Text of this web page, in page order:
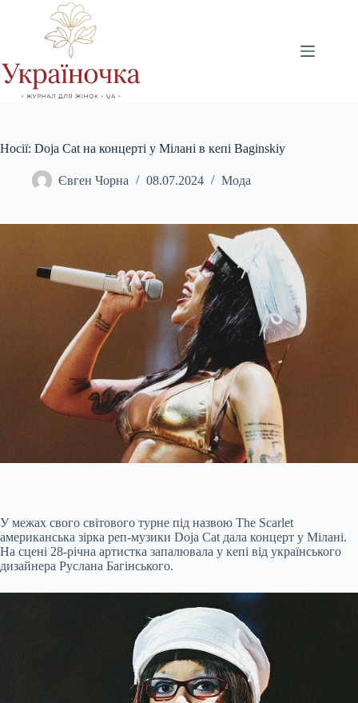
Носії: Doja Cat на концерті у Мілані в кепі Baginskiy
Євген Чорна 08.07.2024 Мода
У межах свого світового турне під назвою The Scarlet
американська зірка реп-музики Doja Cat дала концерт у Мілані.
На сцені 28-річна артистка запалювала у кепі від українського
дизайнера Руслана Багінського.